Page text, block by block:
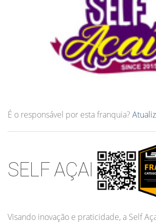
É o responsável por esta franquia?
SELF AÇAI
Visando inovação e praticidade, a Self